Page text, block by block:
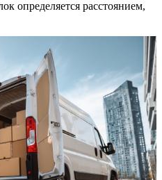
определяется расстоянием,